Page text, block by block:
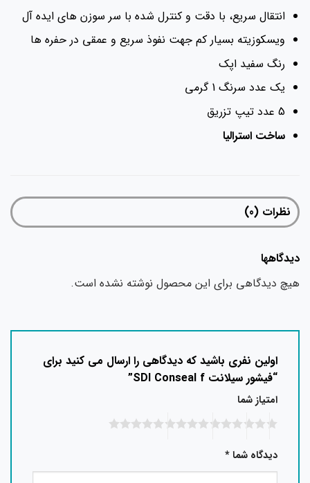
انتقال سریع، با دقت و کنترل شده با سر سوزن های ایده آل
ویسکوزیته بسیار کم جهت نفوذ سریع و عمقی در حفره ها
رنگ سفید اپک
یک عدد سرنگ 1 گرمی
5 عدد تیپ تزریق
ساخت استرالیا
نظرات (0)
دیدگاهها
هیچ دیدگاهی برای این محصول نوشته نشده است.
اولین نفری باشید که دیدگاهی را ارسال می کنید برای
“فیشور سیلانت SDI Conseal f”
امتیاز شما
دیدگاه شما*